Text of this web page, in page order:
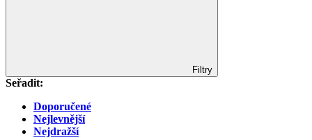
Filtry
Seřadit:
Doporučené
Nejlevnější
Nejdražší